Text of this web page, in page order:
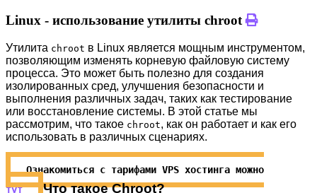
Linux - использование утилиты chroot
Утилита chroot в Linux является мощным инструментом,
позволяющим изменять корневую файловую систему
процесса. Это может быть полезно для создания
изолированных сред, улучшения безопасности и
выполнения различных задач, таких как тестирование
или восстановление системы. В этой статье мы
рассмотрим, что такое chroot, как он работает и как его
использовать в различных сценариях.
Ознакомиться с тарифами VPS хостинга можно
тут
Что такое Chroot?